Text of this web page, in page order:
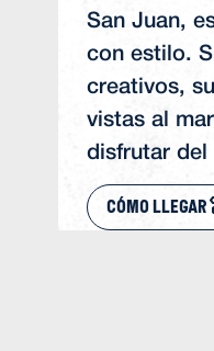
San Juan,
con estilo.
creativos,
vistas al
disfrutar del
CÓMO LLEGAR